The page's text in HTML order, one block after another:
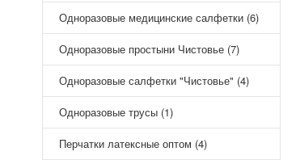
Одноразовые медицинские салфетки (6)
Одноразовые простыни Чистовье (7)
Одноразовые салфетки "Чистовье" (4)
Одноразовые трусы (1)
Перчатки латексные оптом (4)